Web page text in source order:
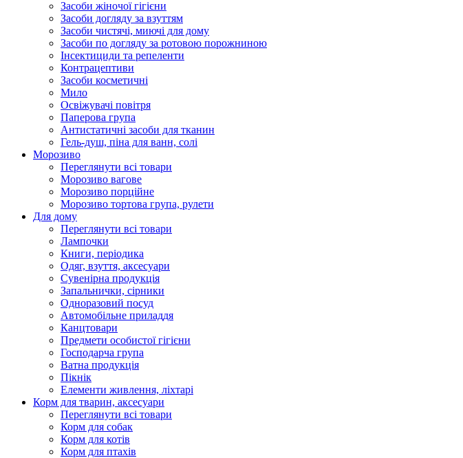
Засоби жіночої гігієни
Засоби догляду за взуттям
Засоби чистячі, миючі для дому
Засоби по догляду за ротовою порожниною
Інсектициди та репеленти
Контрацептиви
Засоби косметичні
Мило
Освіжувачі повітря
Паперова група
Антистатичні засоби для тканин
Гель-душ, піна для ванн, солі
Морозиво
Переглянути всі товари
Морозиво вагове
Морозиво порційне
Морозиво тортова група, рулети
Для дому
Переглянути всі товари
Лампочки
Книги, періодика
Одяг, взуття, аксесуари
Сувенірна продукція
Запальнички, сірники
Одноразовий посуд
Автомобільне приладдя
Канцтовари
Предмети особистої гігієни
Господарча група
Ватна продукція
Пікнік
Елементи живлення, ліхтарі
Корм для тварин, аксесуари
Переглянути всі товари
Корм для собак
Корм для котів
Корм для птахів